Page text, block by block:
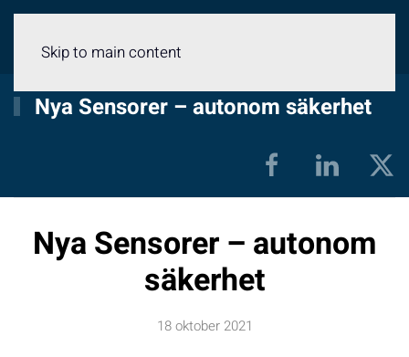
Skip to main content
Nya Sensorer – autonom säkerhet
Nya Sensorer – autonom
säkerhet
18 oktober 2021